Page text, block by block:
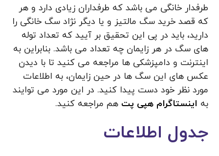
طرفدار خانگی می باشد که طرفداران زیادی دارد و هر
که قصد خرید سگ مالتیز و یا دیگر نژاد سگ خانگی را
دارید، باید در پی این تحقیق بر آیید که تعداد توله
های سگ در هر زایمان چه تعداد می باشد. بنابراین به
اینترنت و دامپزشکی ها مراجعه می کنید تا با دیدن
عکس های این سگ ها در حین زایمان، به اطلاعات
مورد نظر خود دست پیدا کنید. در این مورد می توایند
به اینستاگرام هپی پت هم مراجعه کنید.
جدول اطلاعات